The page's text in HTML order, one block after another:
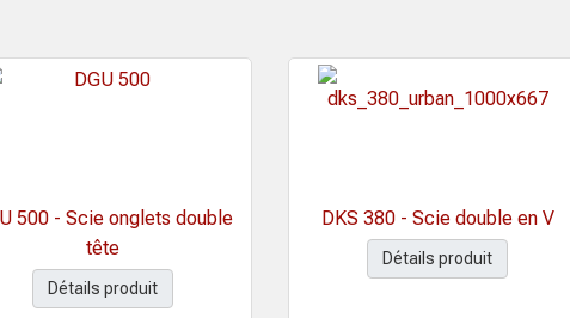
500 - Scie onglets double
tête
Détails produit
DKS 380 - Scie double en V
Détails produit